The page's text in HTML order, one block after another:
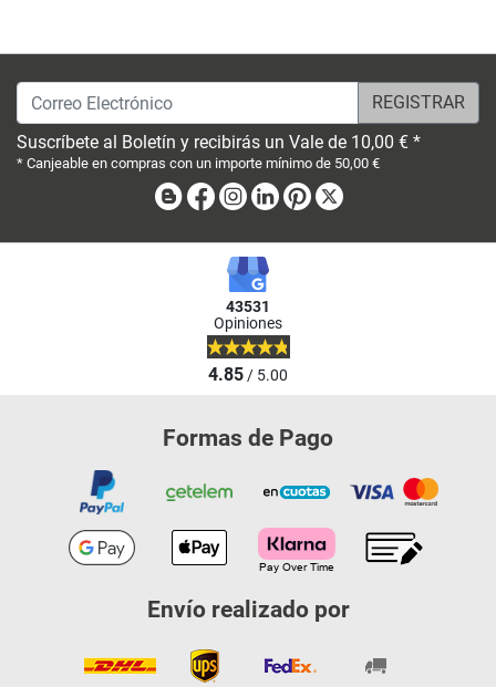
Correo Electrónico
Suscríbete al Boletín y recibirás un Vale de 10,00 € *
* Canjeable en compras con un importe mínimo de 50,00 €
BlogFacebook
Instagram
LinkedinPinterest
43531
Opiniones
4.85/ 5.00
Formas de Pago
Envío realizado por